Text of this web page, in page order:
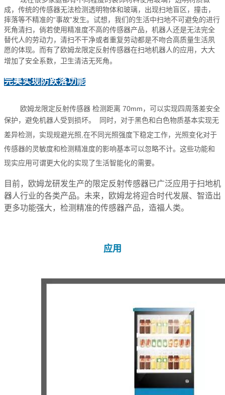
成，传统的传感器无法检测透明物体和玻璃，出现扫地盲区，撞击，
摔落等不精准的“事故”发生。试想，我们的生活中扫地不可避免的进行
死角清扫，倘若使用精准度不高的传感器产品，机器人还是无法完全
替代人的劳动力，清扫不干净或者重复劳动都是不吻合高质量生活夙
愿的体现。而有了欧姆龙限定反射传感器在扫地机器人的应用，大大
增加了安全系数，卫生清洁无死角。
完美实现防跌落功能
欧姆龙限定反射传感器 检测距离 70mm，可以实现四周落差安全
保护，避免机器人受到损坏。
同时，对于黑色和白色物质基本实现无
差异检测，实现规避光照,在不同光照强度下稳定工作，光照变化对于
传感器的灵敏度和检测精准度的影响基本可以忽略不计。这些功能和
现实应用可谓更大化的实现了生活智能化的需要。
目前，欧姆龙研发生产的限定反射传感器已广泛应用于扫地机
器人行业的各类产品。未来，欧姆龙将迎合时代发展、智造出
更多功能强大，检测精准的传感器产品，造福人类。
应用